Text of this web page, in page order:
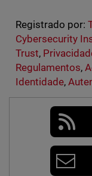
Registrado por:
Cybersecurity
Trust,
Regulamentos,
Identidade,